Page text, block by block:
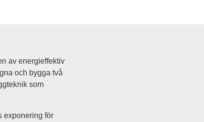
av energieffektiv
och bygga två
som
exponering för